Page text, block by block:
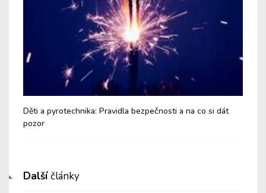
Děti a pyrotechnika: Pravidla bezpečnosti a na co si dát
pozor
Dalšíčlánky